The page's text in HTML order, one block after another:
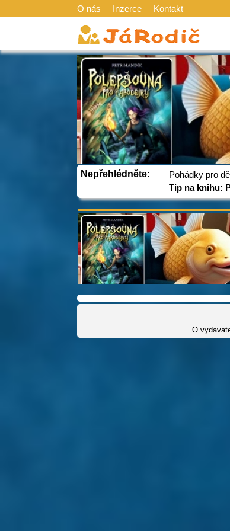
O nás Inzerce Kontakt
Nepřehlédněte:
Pohádky pro
Tip na knihu:
O